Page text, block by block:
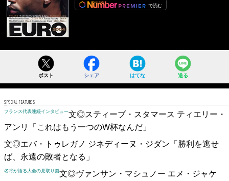
で読む
ポスト シェア はてな 送る
SPECIAL FEATURES
フランス代表連続インタビュー文◎スティーブ・スタマース ティエリー・
アンリ
「これはもう一つのW杯なんだ」
文◎エバ・トゥレガノ ジネディーヌ・ジダン 「勝利を逃せ
ば、永遠の敗者となる」
名将が語る大会の見取り図文◎ヴァンサン・マシュノー エメ・ジャケ